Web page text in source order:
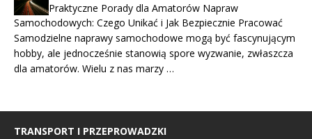
Praktyczne Porady dla Amatorów Napraw
Samochodowych: Czego Unikać i Jak Bezpiecznie Pracować
Samodzielne naprawy samochodowe mogą być fascynującym
hobby, ale jednocześnie stanowią spore wyzwanie, zwłaszcza
dla amatorów. Wielu z nas marzy …
TRANSPORT I PRZEPROWADZKI